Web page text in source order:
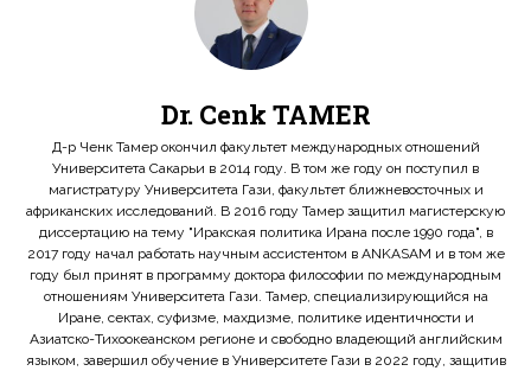
Dr. Cenk TAMER
Д-р Ченк Тамер окончил факультет международных отношений
Университета Сакарьи в 2014 году. В том же году он поступил в
магистратуру Университета Гази, факультет ближневосточных и
африканских исследований. В 2016 году Тамер защитил магистерскую
диссертацию на тему "Иракская политика Ирана после 1990 года", в
2017 году начал работать научным ассистентом в ANKASAM и в том же
году был принят в программу доктора философии по международным
отношениям Университета Гази. Тамер, специализирующийся на
Иране, сектах, суфизме, махдизме, политике идентичности и
Азиатско-Тихоокеанском регионе и свободно владеющий английским
языком, завершил обучение в Университете Гази в 2022 году, защитив